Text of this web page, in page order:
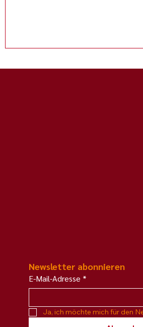
Newsletter abonnieren
E-Mail-Adresse *
Ja, ich möchte mich für den